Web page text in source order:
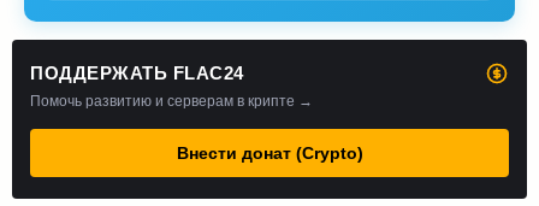
ПОДДЕРЖАТЬ FLAC24
Помочь развитию и серверам в крипте →
Внести донат (Crypto)